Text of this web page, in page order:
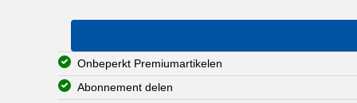
Onbeperkt Premiumartikelen
Abonnement delen